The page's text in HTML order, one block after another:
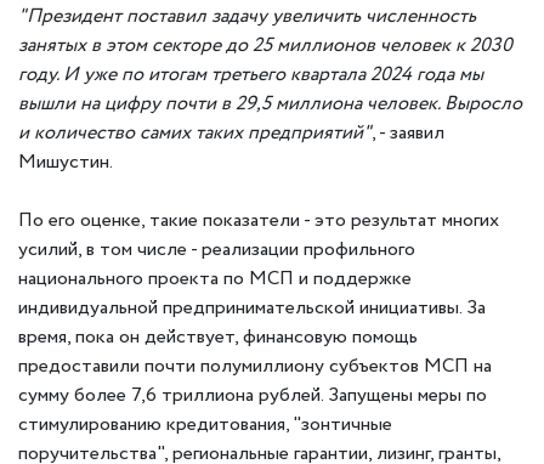
"Президент поставил задачу увеличить численность
занятых в этом секторе до 25 миллионов человек к 2030
году. И уже по итогам третьего квартала 2024 года мы
вышли на цифру почти в 29,5 миллиона человек. Выросло
и количество самих таких предприятий", - заявил
Мишустин.
По его оценке, такие показатели - это результат многих
усилий, в том числе - реализации профильного
национального проекта по МСП и поддержке
индивидуальной предпринимательской инициативы. За
время, пока он действует, финансовую помощь
предоставили почти полумиллиону субъектов МСП на
сумму более 7,6 триллиона рублей. Запущены меры по
стимулированию кредитования, "зонтичные
поручительства", региональные гарантии, лизинг, гранты,